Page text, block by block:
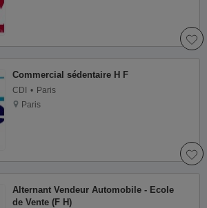
Commercial sédentaire H F
CDI
Paris
Paris
Alternant Vendeur Automobile - Ecole
de Vente (F H)